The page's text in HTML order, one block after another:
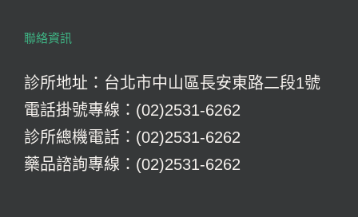
聯絡資訊
診所地址：台北市中山區長安東路二段1號
電話掛號專線：(02)2531-6262
診所總機電話：(02)2531-6262
藥品諮詢專線：(02)2531-6262